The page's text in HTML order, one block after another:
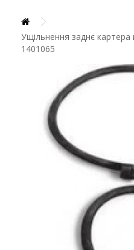
Ущільнення заднє
1401065